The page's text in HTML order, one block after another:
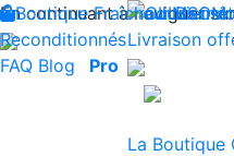
En continuant à naviguer
Produits
Livraison
Boutique Fraîcheur Bien-
Reconditionnés
FAQ Blog Pro
La Boutique